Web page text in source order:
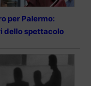
per Palermo:
dello spettacolo